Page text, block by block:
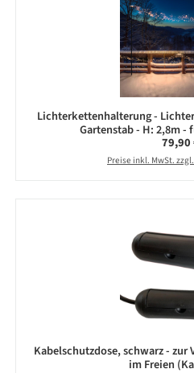
Lichterkettenhalterung -
Gartenstab - H: 2,8m -
79,90
Preise inkl. MwSt.
Kabelschutzdose, schwarz -
im Freien